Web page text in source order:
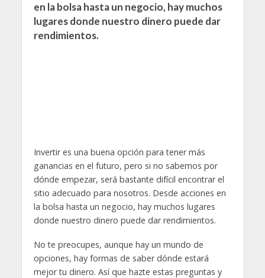
en la bolsa hasta un negocio, hay muchos
lugares donde nuestro dinero puede dar
rendimientos.
Invertir es una buena opción para tener más
ganancias en el futuro, pero si no sabemos por
dónde empezar, será bastante difícil encontrar el
sitio adecuado para nosotros. Desde acciones en
la bolsa hasta un negocio, hay muchos lugares
donde nuestro dinero puede dar rendimientos.
No te preocupes, aunque hay un mundo de
opciones, hay formas de saber dónde estará
mejor tu dinero. Así que hazte estas preguntas y